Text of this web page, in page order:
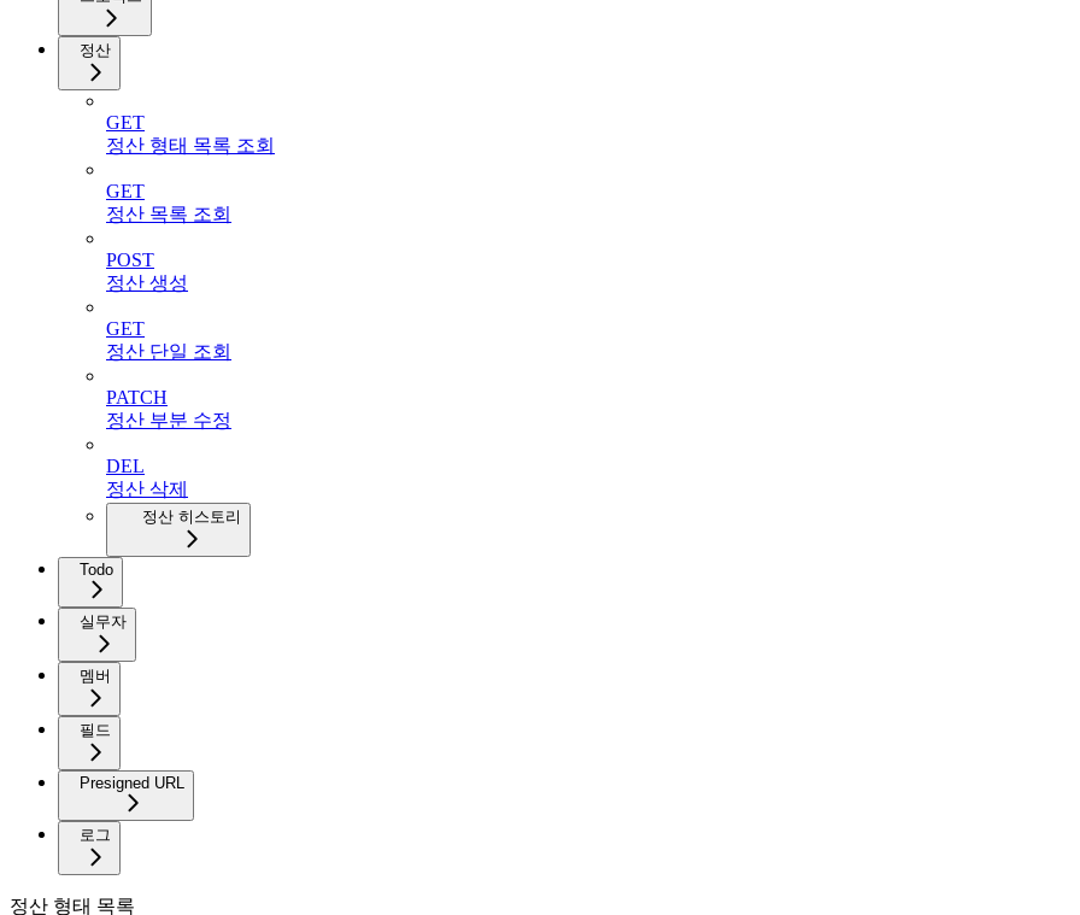
정산
GET
정산 형태 목록 조회
GET
정산 목록 조회
POST
정산 생성
GET
정산 단일 조회
PATCH
정산 부분 수정
DEL
정산 삭제
정산 히스토리
Todo
실무자
멤버
필드
Presigned URL
로그
정산 형태 목록